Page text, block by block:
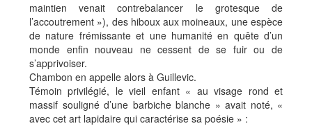
maintien venait contrebalancer le grotesque de
l’accoutrement »), des hiboux aux moineaux, une espèce
de nature frémissante et une humanité en quête d’un
monde enfin nouveau ne cessent de se fuir ou de
s’apprivoiser.
Chambon en appelle alors à Guillevic.
Témoin privilégié, le vieil enfant « au visage rond et
massif souligné d’une barbiche blanche » avait noté, «
avec cet art lapidaire qui caractérise sa poésie » :